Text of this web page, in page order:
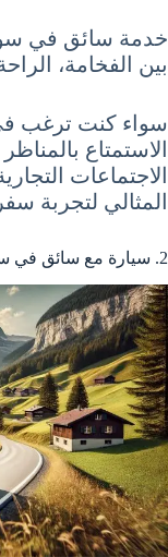
خدمة سائق في
بين الفخامة،
سواء كنت ترغب
الاستمتاع
الاجتماعات
المثالي لتجربة
2. سيارة مع سائق في سويسرا